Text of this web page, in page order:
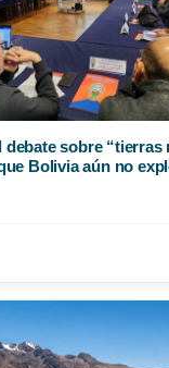
debate sobre “tierras
Bolivia aún no